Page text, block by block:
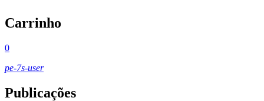
Carrinho
0
pe-7s-user
Publicações